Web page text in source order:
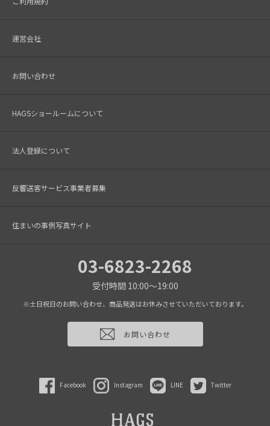
運営会社
お問い合わせ
HAGSショールームについて
法人登録について
反響送客サービス事業者募集
住まいの事例写真サイト
03-6823-2268
受付時間 10:00～19:00
※土日祝日のお問い合わせ、商品発送はお休みさせていただいております。
お問い合わせ
Facebook Instagram LINE Twitter